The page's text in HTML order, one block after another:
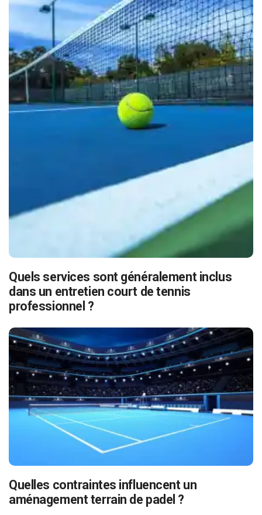
Quels services sont généralement inclus
dans un entretien court de tennis
professionnel ?
Quelles contraintes influencent un
aménagement terrain de padel ?